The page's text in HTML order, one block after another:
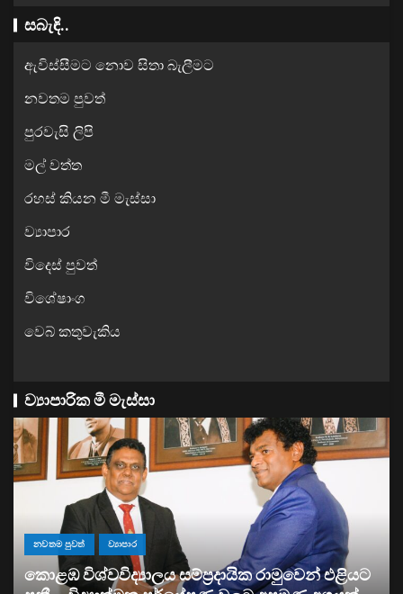
සබැඳි..
ඇවිස්සීමට නොව සිතා බැලීමට
නවතම පුවත්
පුරවැසි ලිපි
මල් වත්ත
රහස් කියන මී මැස්සා
ව්‍යාපාර
විදෙස් පුවත්
විශේෂාංග
වෙබ් කතුවැකිය
ව්‍යාපාරික මී මැස්සා
ව්‍යාපාර